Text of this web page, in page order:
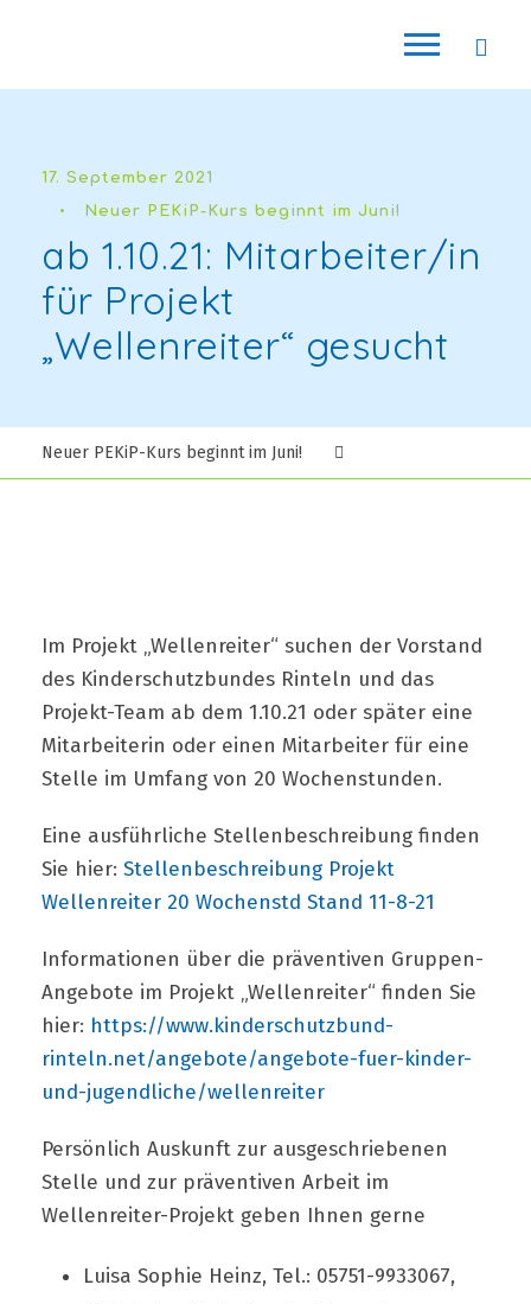
17. September 2021
•
Neuer PEKiP-Kurs beginnt im Juni!
ab 1.10.21: Mitarbeiter/in
für Projekt
„Wellenreiter“ gesucht
Neuer PEKiP-Kurs beginnt im Juni!
Im Projekt „Wellenreiter“ suchen der Vorstand
des Kinderschutzbundes Rinteln und das
Projekt-Team ab dem 1.10.21 oder später eine
Mitarbeiterin oder einen Mitarbeiter für eine
Stelle im Umfang von 20 Wochenstunden.
Eine ausführliche Stellenbeschreibung finden
Sie hier: Stellenbeschreibung Projekt
Wellenreiter 20 Wochenstd Stand 11-8-21
Informationen über die präventiven Gruppen-
Angebote im Projekt „Wellenreiter“ finden Sie
hier: https://www.kinderschutzbund-
rinteln.net/angebote/angebote-fuer-kinder-
und-jugendliche/wellenreiter
Persönlich Auskunft zur ausgeschriebenen
Stelle und zur präventiven Arbeit im
Wellenreiter-Projekt geben Ihnen gerne
Luisa Sophie Heinz, Tel.: 05751-9933067,